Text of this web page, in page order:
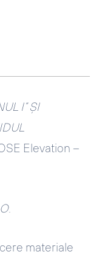
I” ȘI
Elevation –
materiale